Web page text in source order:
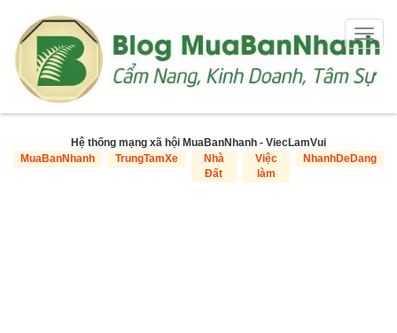
Hệ thống mạng xã hội MuaBanNhanh - ViecLamVui
MuaBanNhanh
TrungTamXe
Nhà
Đất
Việc
làm
NhanhDeDang